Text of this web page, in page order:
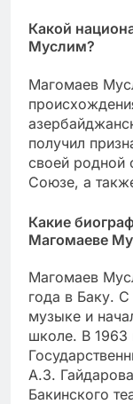
Какой
Муслим?
Магомаев
получил
своей родной
Союзе, а
Какие
Магомаеве
Магомаев
года в Баку. С
музыке и
школе. В 1963
А.З.
Бакинского